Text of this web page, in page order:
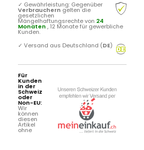
✓ Gewährleistung: Gegenüber
Verbrauchern gelten die
gesetzlichen
Mängelhaftungsrechte von 24
Monaten , 12 Monate für gewerbliche
Kunden.
✓ Versand aus Deutschland (DE)
Für
Kunden
in der
Schweiz
oder
Non-EU:
Wir
können
diesen
Artikel
ohne